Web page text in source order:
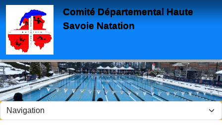
Comité Départemental Haute
Savoie Natation
Panneau de gestion des cookies